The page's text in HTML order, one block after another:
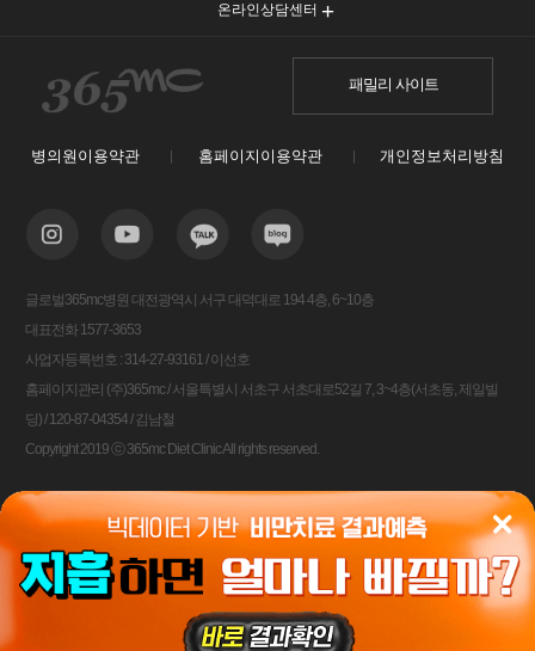
온라인상담센터
패밀리 사이트
병의원이용약관 홈페이지이용약관 개인정보처리방침
글로벌365mc병원 대전광역시 서구 대덕대로 194 4층, 6~10층
대표전화 1577-3653
사업자등록번호 : 314-27-93161 / 이선호
홈페이지관리 (주)365mc / 서울특별시 서초구 서초대로52길 7, 3~4층(서초동, 제일빌
딩) / 120-87-04354 / 김남철
Copyright 2019 ⓒ 365mc Diet Clinic All rights reserved.